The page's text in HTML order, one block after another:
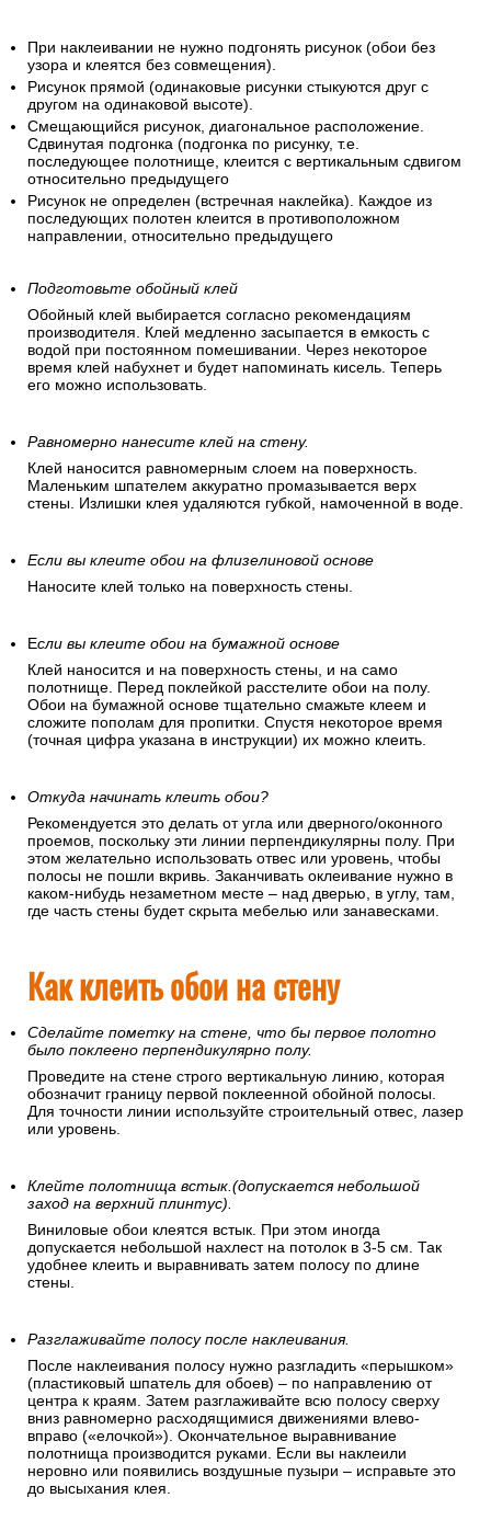
При наклеивании не нужно подгонять рисунок (обои без
узора и клеятся без совмещения).
Рисунок прямой (одинаковые рисунки стыкуются друг с
другом на одинаковой высоте).
Смещающийся рисунок, диагональное расположение.
Сдвинутая подгонка (подгонка по рисунку, т.е.
последующее полотнище, клеится с вертикальным сдвигом
относительно предыдущего
Рисунок не определен (встречная наклейка). Каждое из
последующих полотен клеится в противоположном
направлении, относительно предыдущего
Подготовьте обойный клей
Обойный клей выбирается согласно рекомендациям
производителя. Клей медленно засыпается в емкость с
водой при постоянном помешивании. Через некоторое
время клей набухнет и будет напоминать кисель. Теперь
его можно использовать.
Равномерно нанесите клей на стену.
Клей наносится равномерным слоем на поверхность.
Маленьким шпателем аккуратно промазывается верх
стены. Излишки клея удаляются губкой, намоченной в воде.
Если вы клеите обои на флизелиновой основе
Наносите клей только на поверхность стены.
Если вы клеите обои на бумажной основе
Клей наносится и на поверхность стены, и на само
полотнище. Перед поклейкой расстелите обои на полу.
Обои на бумажной основе тщательно смажьте клеем и
сложите пополам для пропитки. Спустя некоторое время
(точная цифра указана в инструкции) их можно клеить.
Откуда начинать клеить обои?
Рекомендуется это делать от угла или дверного/оконного
проемов, поскольку эти линии перпендикулярны полу. При
этом желательно использовать отвес или уровень, чтобы
полосы не пошли вкривь. Заканчивать оклеивание нужно в
каком-нибудь незаметном месте – над дверью, в углу, там,
где часть стены будет скрыта мебелью или занавесками.
Как клеить обои на стену
Сделайте пометку на стене, что бы первое полотно
было поклеено перпендикулярно полу.
Проведите на стене строго вертикальную линию, которая
обозначит границу первой поклеенной обойной полосы.
Для точности линии используйте строительный отвес, лазер
или уровень.
Клейте полотнища встык.(допускается небольшой
заход на верхний плинтус).
Виниловые обои клеятся встык. При этом иногда
допускается небольшой нахлест на потолок в 3-5 см. Так
удобнее клеить и выравнивать затем полосу по длине
стены.
Разглаживайте полосу после наклеивания.
После наклеивания полосу нужно разгладить «перышком»
(пластиковый шпатель для обоев) – по направлению от
центра к краям. Затем разглаживайте всю полосу сверху
вниз равномерно расходящимися движениями влево-
вправо («елочкой»). Окончательное выравнивание
полотнища производится руками. Если вы наклеили
неровно или появились воздушные пузыри – исправьте это
до высыхания клея.